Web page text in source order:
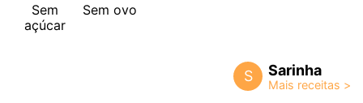
Sem
açúcar
Sem ovo
S Sarinha